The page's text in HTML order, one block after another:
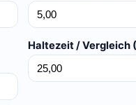
Haltezeit / Vergleich